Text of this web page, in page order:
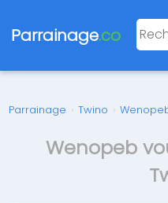
Parrainage.co
Parrainage › Twino ›
Wenopeb